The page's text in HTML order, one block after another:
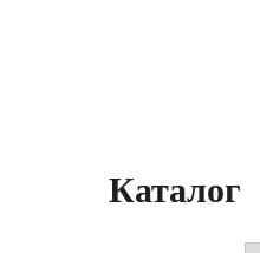
Каталог